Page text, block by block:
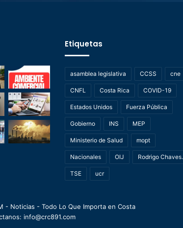
Etiquetas
asamblea legislativa CCSS cne
CNFL Costa Rica COVID-19
Estados Unidos Fuerza Pública
Gobierno INS MEP
Ministerio de Salud mopt
Nacionales OIJ Rodrigo Chaves.
TSE ucr
- Noticias - Todo Lo Que Importa en Costa
info@crc891.com